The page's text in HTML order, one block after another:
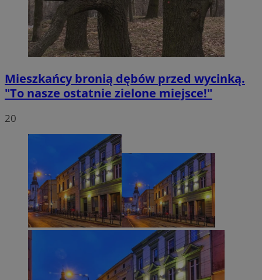
Mieszkańcy bronią dębów przed wycinką.
"To nasze ostatnie zielone miejsce!"
20